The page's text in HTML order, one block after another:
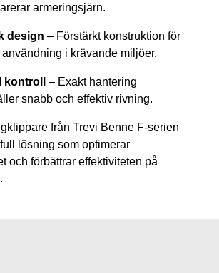
armeringsjärn.
design – Förstärkt konstruktion för
i krävande miljöer.
kontroll
– Exakt hantering
snabb och effektiv rivning.
från Trevi Benne F-serien
lösning som optimerar
och förbättrar effektiviteten på